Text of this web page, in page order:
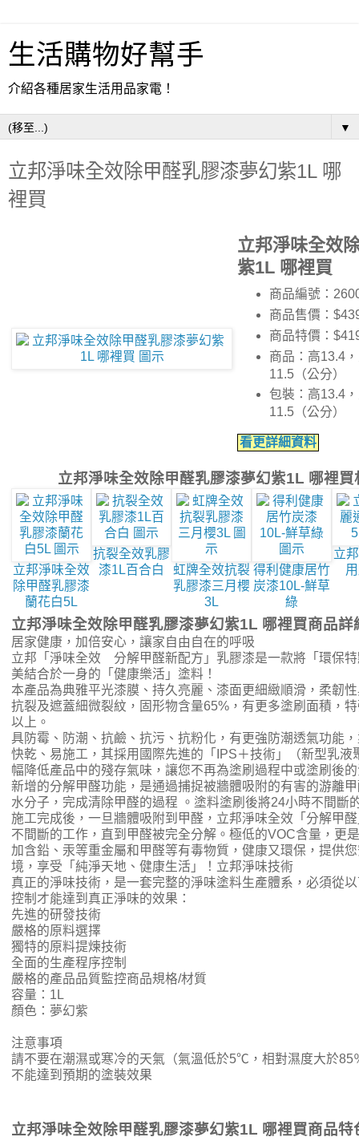
生活購物好幫手
介紹各種居家生活用品家電！
▼
立邦淨味全效除甲醛乳膠漆夢幻紫1L 哪
裡買
立邦淨味全效
紫1L 哪裡買
商品編號：
商品售價：
商品特價：
商品：高13.4
11.5（公分）
包裝：高13.4
11.5（公分）
看更詳細資料
立邦淨味全效除甲醛乳膠漆夢幻紫1L 哪裡買
立邦淨味全效
除甲醛乳膠漆
蘭花白5L
抗裂全效乳膠
漆1L百合白
虹牌全效抗裂
乳膠漆三月櫻
3L
得利健康居竹
炭漆10L-鮮草
綠
立
立邦淨味全效除甲醛乳膠漆夢幻紫1L 哪裡買商品詳
居家健康，加倍安心，讓家自由自在的呼吸
立邦「淨味全效 分解甲醛新配方」乳膠漆是一款將「環保
美結合於一身的「健康樂活」塗料！
本產品為典雅平光漆膜、持久亮麗、漆面更細緻順滑，柔韌
抗裂及遮蓋細微裂紋，固形物含量65%，有更多塗刷面積，
以上。
具防霉、防潮、抗鹼、抗污、抗粉化，有更強防潮透氣功能
快乾、易施工，其採用國際先進的「IPS＋技術」（新型乳液
幅降低產品中的殘存氣味，讓您不再為塗刷過程中或塗刷後
新增的分解甲醛功能，是通過捕捉被牆體吸附的有害的游離
水分子，完成清除甲醛的過程 。塗料塗刷後將24小時不間斷
施工完成後，一旦牆體吸附到甲醛，立邦淨味全效「分解甲
不間斷的工作，直到甲醛被完全分解。極低的VOC含量，更
加含鉛、汞等重金屬和甲醛等有毒物質，健康又環保，提供
境，享受「純淨天地、健康生活」！立邦淨味技術
真正的淨味技術，是一套完整的淨味塗料生產體系，必須從
控制才能達到真正淨味的效果：
先進的研發技術
嚴格的原料選擇
獨特的原料提煉技術
全面的生產程序控制
嚴格的產品品質監控商品規格/材質
容量：1L
顏色：夢幻紫
注意事項
請不要在潮濕或寒冷的天氣（氣溫低於5℃，相對濕度大於85
不能達到預期的塗裝效果
立邦淨味全效除甲醛乳膠漆夢幻紫1L 哪裡買商品特